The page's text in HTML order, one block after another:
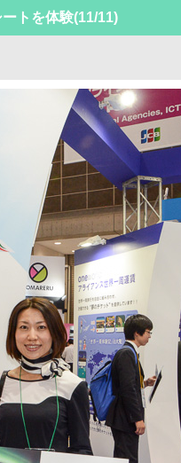
トを体験(11/11)